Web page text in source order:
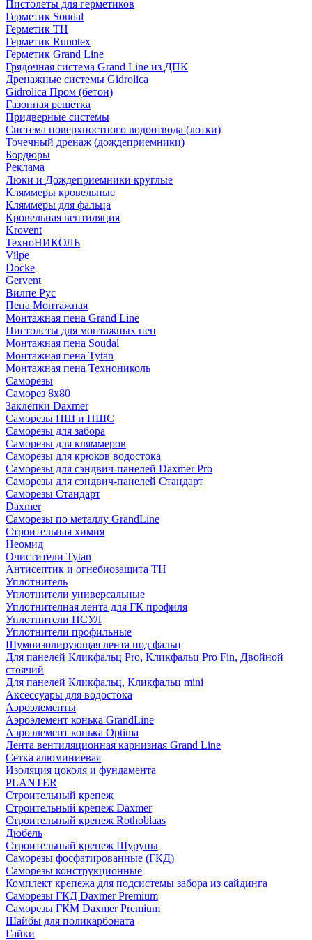
Пистолеты для герметиков
Герметик Soudal
Герметик ТН
Герметик Runotex
Герметик Grand Line
Грядочная система Grand Line из ДПК
Дренажные системы Gidrolica
Gidrolica Пром (бетон)
Газонная решетка
Придверные системы
Система поверхностного водоотвода (лотки)
Точечный дренаж (дождеприемники)
Бордюры
Рекламa
Люки и Дождеприемники круглые
Кляммеры кровельные
Кляммеры для фальца
Кровельная вентиляция
Krovent
ТехноНИКОЛЬ
Vilpe
Docke
Gervent
Вилпе Рус
Пена Монтажнaя
Монтажная пена Grand Linе
Пистолеты для монтажных пен
Монтажная пена Soudal
Монтажная пена Tytan
Монтажная пена Технониколь
Саморезы
Саморез 8х80
Заклепки Daxmer
Саморезы ПШ и ПШС
Саморезы для забора
Саморезы для кляммеров
Саморезы для крюков водостока
Саморезы для сэндвич-панелей Daxmer Pro
Саморезы для сэндвич-панелей Стандарт
Саморезы Стандарт
Daxmer
Саморезы по металлу GrandLine
Строительная химия
Неомид
Очистители Tytan
Антисептик и огнебиозащита ТН
Уплотнитель
Уплотнители универсальные
Уплотнителная лента для ГК профиля
Уплотнители ПСУЛ
Уплотнители профильные
Шумоизолирующая лента под фальц
Для панелей Кликфальц Pro, Кликфальц Pro Fin, Двойной
стоячий
Для панелей Кликфальц, Кликфальц mini
Аксессуары для водостока
Аэроэлементы
Аэроэлемент конька GrandLine
Аэроэлемент конька Optima
Лента вентиляционная карнизная Grand Line
Сетка алюминиевая
Изоляция цоколя и фундамента
PLANTER
Строительный крепеж
Строительный крепеж Daxmer
Строительный крепеж Rothoblaas
Дюбель
Строительный крепеж Шурупы
Саморeзы фосфатированные (ГКД)
Саморезы конструкционные
Комплект крепежа для подсистемы забора из сайдинга
Саморезы ГКД Daxmer Premium
Саморезы ГКМ Daxmer Premium
Шайбы для поликарбоната
Гайки